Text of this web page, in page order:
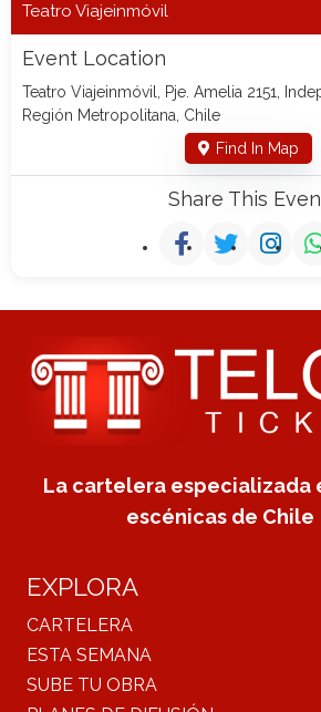
Teatro Viajeinmóvil
Event Location
Teatro Viajeinmóvil, Pje. Amelia 2151,
Región Metropolitana, Chile
Find In Map
Share This
La cartelera especializada
escénicas de Chile
EXPLORA
CARTELERA
ESTA SEMANA
SUBE TU OBRA